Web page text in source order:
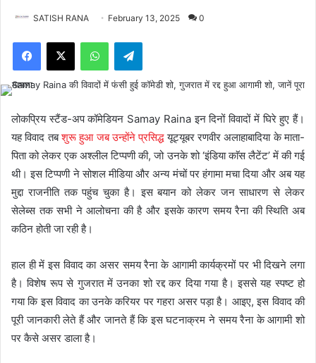
SATISH RANA February 13, 2025 0
Facebook
X WhatsAppTelegram
लोकप्रिय स्टैंड-अप कॉमेडियन Samay Raina इन दिनों विवादों में घिरे हुए हैं।
यह विवाद तबशुरू हुआ जब उन्होंने प्रसिद्धयूट्यूबर रणवीर अलाहाबादिया के माता-
पिता को लेकर एक अश्लील टिप्पणी की, जो उनके शो ‘इंडिया काॅस लैटेंट’ में की गई
थी। इस टिप्पणी ने सोशल मीडिया और अन्य मंचों पर हंगामा मचा दिया और अब यह
मुद्दा राजनीति तक पहुंच चुका है। इस बयान को लेकर जन साधारण से लेकर
सेलेब्स तक सभी ने आलोचना की है और इसके कारण समय रैना की स्थिति अब
कठिन होती जा रही है।
हाल ही में इस विवाद का असर समय रैना के आगामी कार्यक्रमों पर भी दिखने लगा
है। विशेष रूप से गुजरात में उनका शो रद्द कर दिया गया है। इससे यह स्पष्ट हो
गया कि इस विवाद का उनके करियर पर गहरा असर पड़ा है। आइए, इस विवाद की
पूरी जानकारी लेते हैं और जानते हैं कि इस घटनाक्रम ने समय रैना के आगामी शो
पर कैसे असर डाला है।